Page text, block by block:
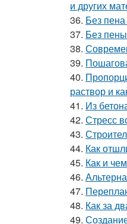
и других
36. Без
37. Без
38.
39.
40.
раствор и
41. Из
42. Стресс
43.
44. Как
45. Как и
46.
47.
48. Как за
49.